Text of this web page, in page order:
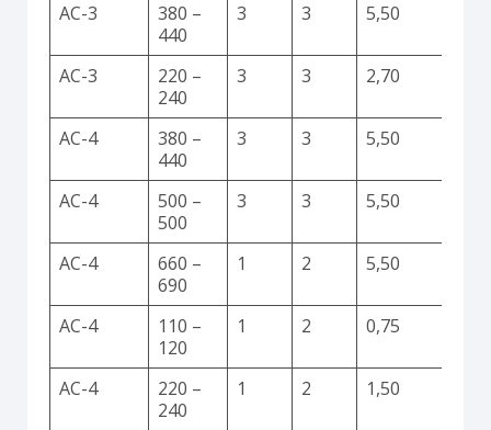
AC-3
380 –
440
3 3 5,50
AC-3
220 –
240
3 3 2,70
AC-4
380 –
440
3 3 5,50
AC-4
500 –
500
3 3 5,50
AC-4
660 –
690
1 2 5,50
AC-4
110 –
120
1 2 0,75
AC-4
220 –
240
1 2 1,50